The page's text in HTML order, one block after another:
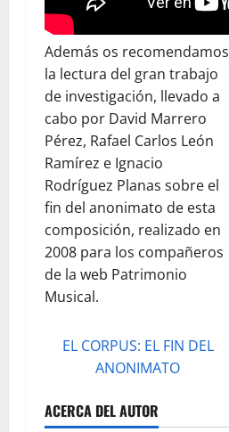
Además os recomendamos
la lectura del gran trabajo
de investigación, llevado a
cabo por David Marrero
Pérez, Rafael Carlos León
Ramírez e Ignacio
Rodríguez Planas sobre el
fin del anonimato de esta
composición, realizado en
2008 para los compañeros
de la web Patrimonio
Musical.
EL CORPUS: EL FIN DEL
ANONIMATO
ACERCA DEL AUTOR